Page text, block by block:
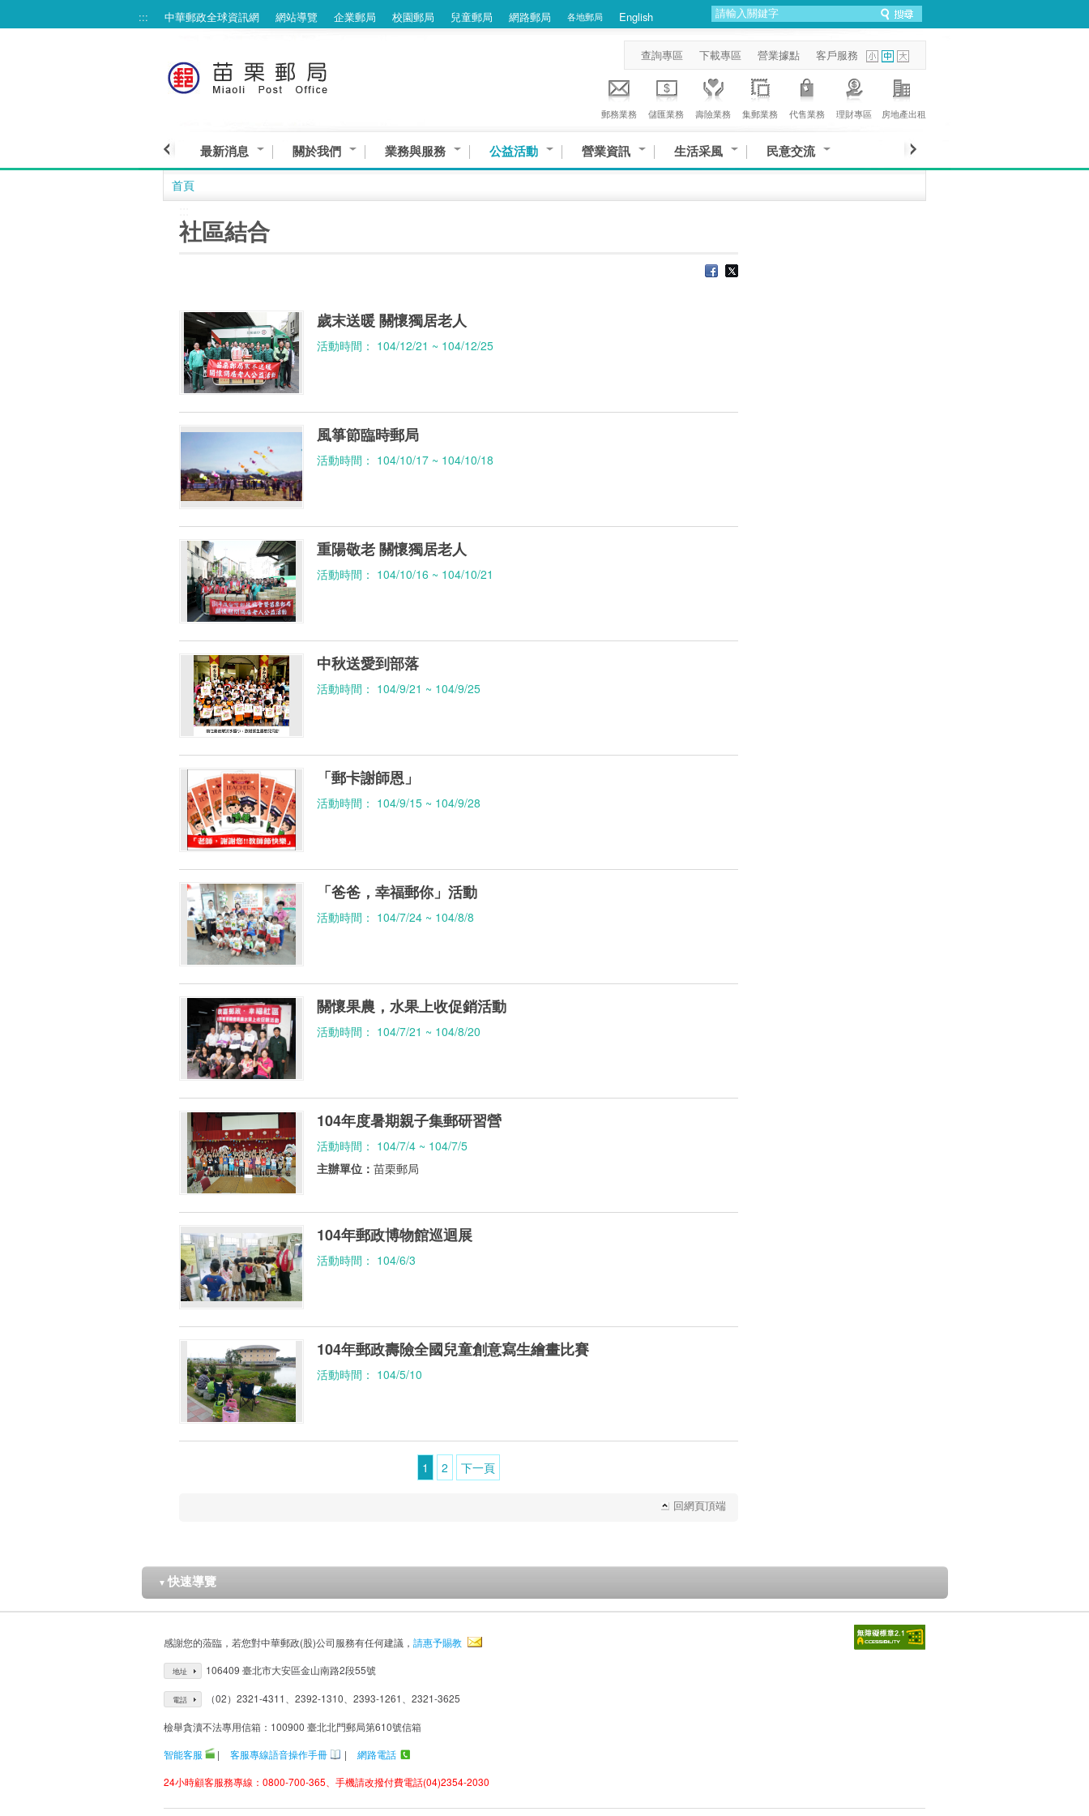
::: 中華郵政全球資訊網 網站導覽 企業郵局 校園郵局 兒童郵局 網路郵局 各地郵局 English
查詢專區 下載專區 營業據點 客戶服務
郵務業務 儲匯業務 壽險業務 集郵業務 代售業務 理財專區 房地產出租
最新消息 關於我們 業務與服務 公益活動 營業資訊 生活采風 民意交流
首頁
社區結合
歲末送暖 關懷獨居老人
活動時間： 104/12/21 ~ 104/12/25
風箏節臨時郵局
活動時間： 104/10/17 ~ 104/10/18
重陽敬老 關懷獨居老人
活動時間： 104/10/16 ~ 104/10/21
中秋送愛到部落
活動時間： 104/9/21 ~ 104/9/25
「郵卡謝師恩」
活動時間： 104/9/15 ~ 104/9/28
「爸爸，幸福郵你」活動
活動時間： 104/7/24 ~ 104/8/8
關懷果農，水果上收促銷活動
活動時間： 104/7/21 ~ 104/8/20
104年度暑期親子集郵研習營
活動時間： 104/7/4 ~ 104/7/5
主辦單位： 苗栗郵局
104年郵政博物館巡迴展
活動時間： 104/6/3
104年郵政壽險全國兒童創意寫生繪畫比賽
活動時間： 104/5/10
1 2 下一頁
回網頁頂端
▼ 快速導覽
感謝您的蒞臨，若您對中華郵政(股)公司服務有任何建議， 請惠予賜教
地址 106409 臺北市大安區金山南路2段55號
電話 （02）2321-4311、2392-1310、2393-1261、2321-3625
檢舉貪瀆不法專用信箱：100900 臺北北門郵局第610號信箱
智能客服
| 客服專線語音操作手冊 |
網路電話
24小時顧客服務專線：0800-700-365、手機請改撥付費電話(04)2354-2030